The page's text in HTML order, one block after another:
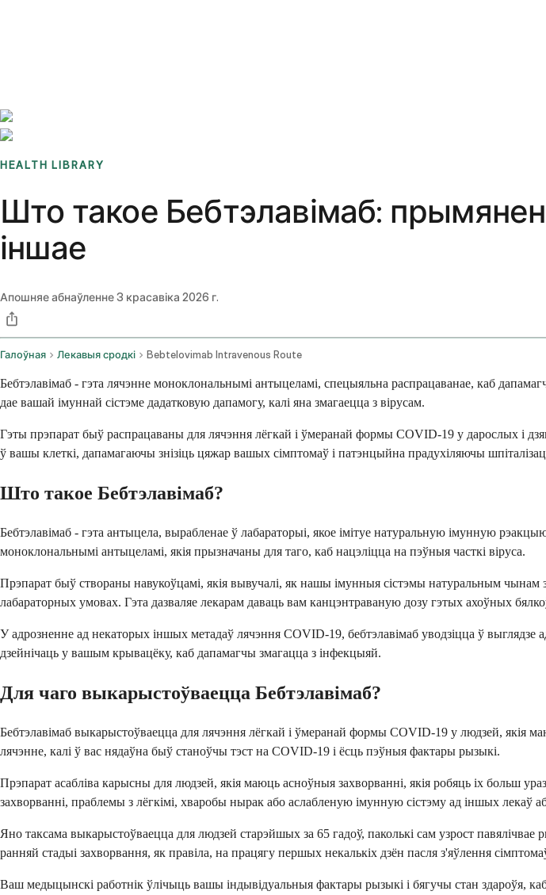
HEALTH LIBRARY
Што такое Бебтэлавімаб:
іншае
Апошняе абнаўленне3 красавіка 2026 г.
Галоўная Лекавыя сродкі Bebtelovimab Intravenous Route
Бебтэлавімаб - гэта лячэнне моноклональнымі антыцеламі, спецыяльна распрацаванае, каб
дае вашай імуннай сістэме дадатковую дапамогу, калі яна змагаецца з вірусам.
Гэты прэпарат быў распрацаваны для лячэння лёгкай і ўмеранай формы COVID-19 у дарослых і
ў вашы клеткі, дапамагаючы знізіць цяжар вашых сімптомаў і патэнцыйна прадухіляючы
Што такое Бебтэлавімаб?
Бебтэлавімаб - гэта антыцела, вырабленае ў лабараторыі, якое імітуе натуральную імунную
моноклональнымі антыцеламі, якія прызначаны для таго, каб нацэліцца на пэўныя часткі віруса.
Прэпарат быў створаны навукоўцамі, якія вывучалі, як нашы імунныя сістэмы натуральным
лабараторных умовах. Гэта дазваляе лекарам даваць вам канцэнтраваную дозу гэтых ахоўных
У адрозненне ад некаторых іншых метадаў лячэння COVID-19, бебтэлавімаб уводзіцца ў выглядзе
дзейнічаць у вашым крывацёку, каб дапамагчы змагацца з інфекцыяй.
Для чаго выкарыстоўваецца Бебтэлавімаб?
Бебтэлавімаб выкарыстоўваецца для лячэння лёгкай і ўмеранай формы COVID-19 у людзей, якія
лячэнне, калі ў вас нядаўна быў станоўчы тэст на COVID-19 і ёсць пэўныя фактары рызыкі.
Прэпарат асабліва карысны для людзей, якія маюць асноўныя захворванні, якія робяць іх больш
захворванні, праблемы з лёгкімі, хваробы нырак або аслабленую імунную сістэму ад іншых лекаў
Яно таксама выкарыстоўваецца для людзей старэйшых за 65 гадоў, паколькі сам узрост
ранняй стадыі захворвання, як правіла, на працягу першых некалькіх дзён пасля з'яўлення
Ваш медыцынскі работнік ўлічыць вашы індывідуальныя фактары рызыкі і бягучы стан здароўя,